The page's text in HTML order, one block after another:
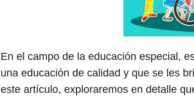
En el campo de la educación especial,
una educación de calidad y que se les
este artículo, exploraremos en detalle